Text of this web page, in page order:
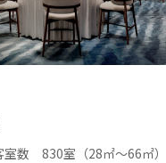
室数 830室（28㎡～66㎡